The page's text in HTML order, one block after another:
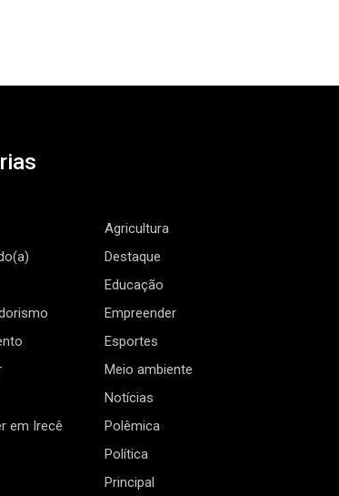
Agricultura
Destaque
Educação
Empreender
Esportes
Meio ambiente
Notícias
em Irecê
Polêmica
Política
Principal